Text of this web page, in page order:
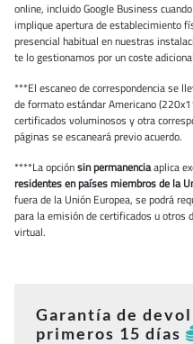
online, incluido Google Business
implique apertura de establecimiento
presencial habitual en nuestras
te lo gestionamos por un coste
***El escaneo de correspondencia se
de formato estándar Americano
certificados voluminosos y otra
páginas se escaneará previo acuerdo.
****La opciónsin permanenciaaplica
residentes en países miembros de la
fuera de la Unión Europea, se podrá
para la emisión de certificados u otros
virtual.
Garantía de
primeros 15 días